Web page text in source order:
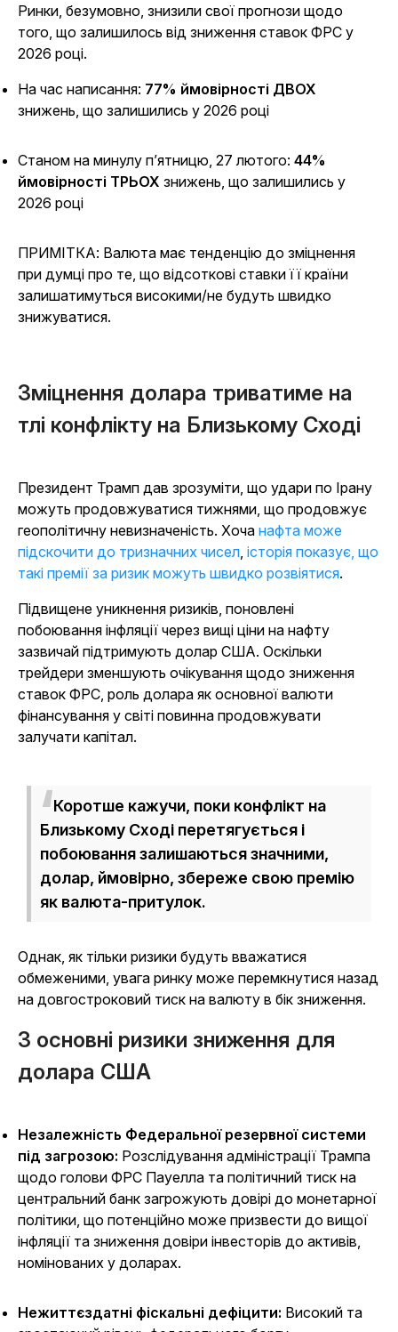
Ринки, безумовно, знизили свої прогнози щодо
того, що залишилось від зниження ставок ФРС у
2026 році.
На час написання: 77% ймовірності ДВОХ
знижень, що залишились у 2026 році
Станом на минулу п’ятницю, 27 лютого: 44%
ймовірності ТРЬОХ знижень, що залишились у
2026 році
ПРИМІТКА: Валюта має тенденцію до зміцнення
при думці про те, що відсоткові ставки її країни
залишатимуться високими/не будуть швидко
знижуватися.
Зміцнення долара триватиме на
тлі конфлікту на Близькому Сході
Президент Трамп дав зрозуміти, що удари по Ірану
можуть продовжуватися тижнями, що продовжує
геополітичну невизначеність. Хоча нафта може
підскочити до тризначних чисел історія показує, що
такі премії за ризик можуть швидко розвіятися.
Підвищене уникнення ризиків, поновлені
побоювання інфляції через вищі ціни на нафту
зазвичай підтримують долар США. Оскільки
трейдери зменшують очікування щодо зниження
ставок ФРС, роль долара як основної валюти
фінансування у світі повинна продовжувати
залучати капітал.
Коротше кажучи, поки конфлікт на
Близькому Сході перетягується і
побоювання залишаються значними,
долар, ймовірно, збереже свою премію
як валюта-притулок.
Однак, як тільки ризики будуть вважатися
обмеженими, увага ринку може перемкнутися назад
на довгостроковий тиск на валюту в бік зниження.
3 основні ризики зниження для
долара США
Незалежність Федеральної резервної системи
під загрозою: Розслідування адміністрації Трампа
щодо голови ФРС Пауелла та політичний тиск на
центральний банк загрожують довірі до монетарної
політики, що потенційно може призвести до вищої
інфляції та зниження довіри інвесторів до активів,
номінованих у доларах.
Нежиттєздатні фіскальні дефіцити: Високий та